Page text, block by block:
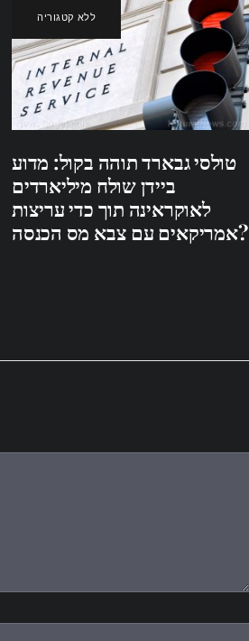
ללא קטגוריה
טולסי גבארד תוהה בקול: מדוע
ביידן שולח מיליארדים
לאוקראינה תוך כדי עריצות
אמריקאים עם צבא מס הכנסה?